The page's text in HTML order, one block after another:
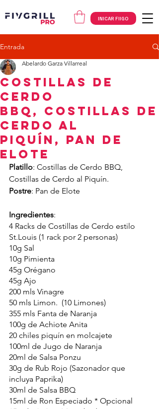
INICAR FIIGO
Entrada
Costillas de
Cerdo
BBQ, Costillas de
Cerdo al
Piquín, Pan de
Elote
Abelardo Garza Villarreal
Platillo: Costillas de Cerdo BBQ,
Costillas de Cerdo al Piquín.
Postre: Pan de Elote
Ingredientes:
4 Racks de Costillas de Cerdo estilo
St.Louis (1 rack por 2 personas)
10g Sal
10g Pimienta
45g Orégano
45g Ajo
200 mls Vinagre
50 mls Limon.  (10 Limones)
355 mls Fanta de Naranja
100g de Achiote Anita
20 chiles piquín en molcajete
100ml de Jugo de Naranja
20ml de Salsa Ponzu
30g de Rub Rojo (Sazonador que
incluya Paprika)
30ml de Salsa BBQ
15ml de Ron Especiado * Opcional